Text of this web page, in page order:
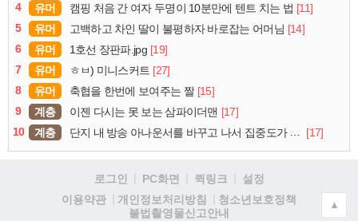
4
유머 캠핑 처음 간 여자 두명이 10분만에 텐트 치는 법 [11]
5
유머 고백하고 차인 딸이 불평하자 바로잡는 어머님 [14]
6
유머 1호선 장판파.jpg [19]
7
유머 ㅎㅂ) 미니스커트 [27]
8
유머 축협을 한번에 보여주는 짤 [15]
9
계층 이젠 다시는 못 보는 삼파이더맨 [17]
10
계층 단지 내 방송 아나운서를 바꾸고 나서 집중도가 확 올라갔다는 한 아파트의 안내방송 [17]
로그인 PC화면 퀵링크
설정
이용약관
개인정보처리방침
청소년보호정책
불법촬영물신고안내
▲